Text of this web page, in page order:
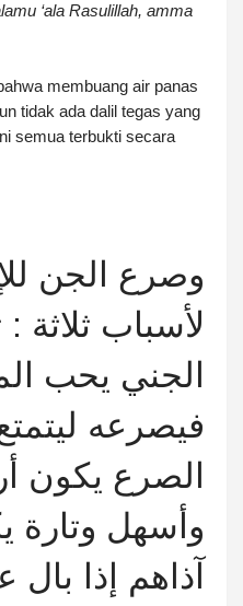
‘ala Rasulillah, amma
membuang air panas
tidak ada dalil tegas yang
semua terbukti secara
وصرع الجن
لأسباب ثلاثة
الجني يحب
فيصرعه
الصرع يكون
وأسهل وتارة
آذاهم إذا